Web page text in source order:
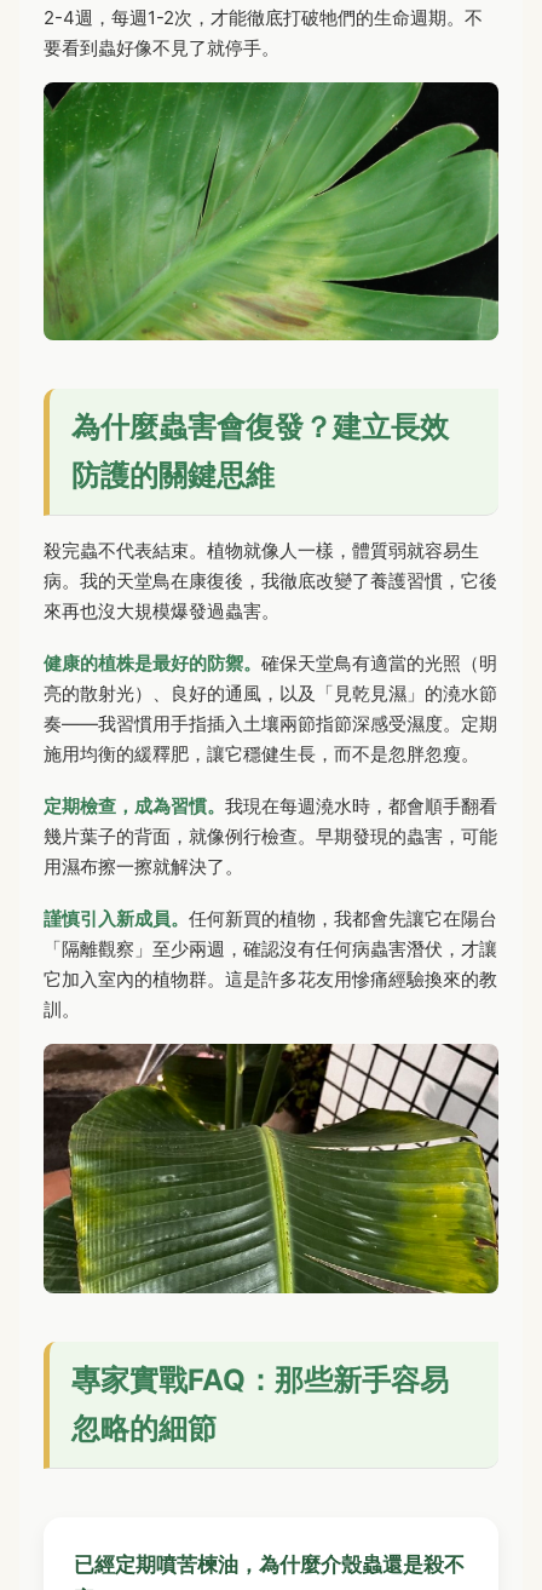
2-4週，每週1-2次，才能徹底打破牠們的生命週期。不
要看到蟲好像不見了就停手。
為什麼蟲害會復發？建立長效
防護的關鍵思維
殺完蟲不代表結束。植物就像人一樣，體質弱就容易生
病。我的天堂鳥在康復後，我徹底改變了養護習慣，它後
來再也沒大規模爆發過蟲害。
健康的植株是最好的防禦。 確保天堂鳥有適當的光照（明
亮的散射光）、良好的通風，以及「見乾見濕」的澆水節
奏——我習慣用手指插入土壤兩節指節深感受濕度。定期
施用均衡的緩釋肥，讓它穩健生長，而不是忽胖忽瘦。
定期檢查，成為習慣。 我現在每週澆水時，都會順手翻看
幾片葉子的背面，就像例行檢查。早期發現的蟲害，可能
用濕布擦一擦就解決了。
謹慎引入新成員。 任何新買的植物，我都會先讓它在陽台
「隔離觀察」至少兩週，確認沒有任何病蟲害潛伏，才讓
它加入室內的植物群。這是許多花友用慘痛經驗換來的教
訓。
專家實戰FAQ：那些新手容易
忽略的細節
已經定期噴苦楝油，為什麼介殼蟲還是殺不